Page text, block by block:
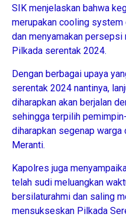
SIK menjelaskan bahwa
merupakan cooling
dan menyamakan persepsi
Pilkada serentak 2024.
Dengan berbagai upaya
serentak 2024 nantinya,
diharapkan akan berjalan
sehingga terpilih
diharapkan segenap warga
Meranti.
Kapolres juga
telah sudi meluangkan
bersilaturahmi dan saling
mensukseskan Pilkada